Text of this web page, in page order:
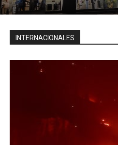
INTERNACIONALES